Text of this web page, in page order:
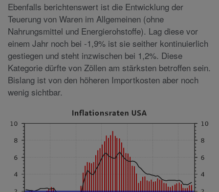
Ebenfalls berichtenswert ist die Entwicklung der
Teuerung von Waren im Allgemeinen (ohne
Nahrungsmittel und Energierohstoffe). Lag diese vor
einem Jahr noch bei -1,9% ist sie seither kontinuierlich
gestiegen und steht inzwischen bei 1,2%. Diese
Kategorie dürfte von Zöllen am stärksten betroffen sein.
Bislang ist von den höheren Importkosten aber noch
wenig sichtbar.